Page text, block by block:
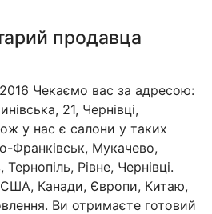
продавца
Чекаємо вас за адресою:
21, Чернівці,
у нас є салони у таких
Франківськ, Мукачево,
Рівне, Чернівці.
Канади, Європи, Китаю,
Ви отримаєте готовий